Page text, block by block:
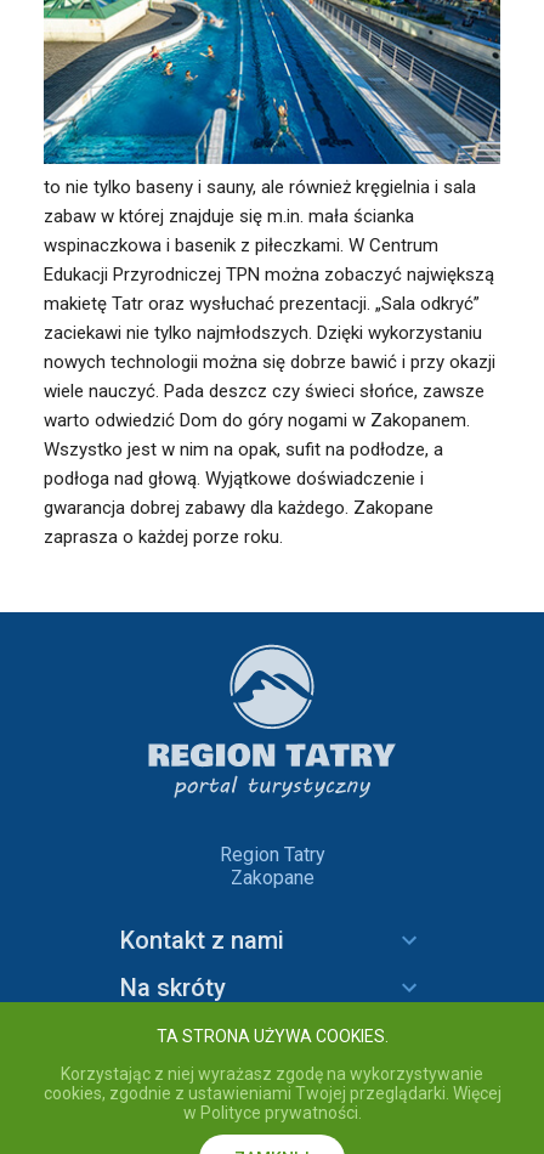
to nie tylko baseny i sauny, ale również kręgielnia i sala
zabaw w której znajduje się m.in. mała ścianka
wspinaczkowa i basenik z piłeczkami. W Centrum
Edukacji Przyrodniczej TPN można zobaczyć największą
makietę Tatr oraz wysłuchać prezentacji. „Sala odkryć”
zaciekawi nie tylko najmłodszych. Dzięki wykorzystaniu
nowych technologii można się dobrze bawić i przy okazji
wiele nauczyć. Pada deszcz czy świeci słońce, zawsze
warto odwiedzić Dom do góry nogami w Zakopanem.
Wszystko jest w nim na opak, sufit na podłodze, a
podłoga nad głową. Wyjątkowe doświadczenie i
gwarancja dobrej zabawy dla każdego. Zakopane
zaprasza o każdej porze roku.
Region Tatry
Zakopane
Kontakt z nami
Na skróty
Informacje
copyright © 2020 Region Tatry - wszelkie prawa zastrzeżone.
Przebywając na stronie akceptujesz Politykę prywatności
TA STRONA UŻYWA COOKIES.
Korzystając z niej wyrażasz zgodę na wykorzystywanie
cookies, zgodnie z ustawieniami Twojej przeglądarki. Więcej
w Polityce prywatności.